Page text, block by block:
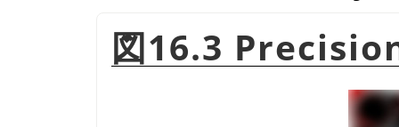
図16.3